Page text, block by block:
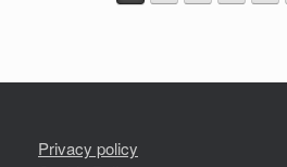
Privacy policy